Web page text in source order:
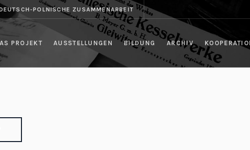
POLNISCHE ZUSAMMENARBEIT
PROJEKT AUSSTELLUNGEN BILDUNG ARCHIV